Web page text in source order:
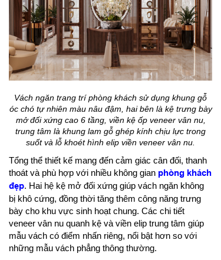
Vách ngăn trang trí phòng khách sử dụng khung gỗ
óc chó tự nhiên màu nâu đậm, hai bên là kệ trưng bày
mở đối xứng cao 6 tầng, viền kệ ốp veneer vân nu,
trung tâm là khung lam gỗ ghép kính chịu lực trong
suốt và lỗ khoét hình elip viền veneer vân nu.
Tổng thể thiết kế mang đến cảm giác cân đối, thanh
thoát và phù hợp với nhiều không gian phòng khách
đẹp. Hai hệ kệ mở đối xứng giúp vách ngăn không
bị khô cứng, đồng thời tăng thêm công năng trưng
bày cho khu vực sinh hoạt chung. Các chi tiết
veneer vân nu quanh kệ và viền elip trung tâm giúp
mẫu vách có điểm nhấn riêng, nổi bật hơn so với
những mẫu vách phẳng thông thường.